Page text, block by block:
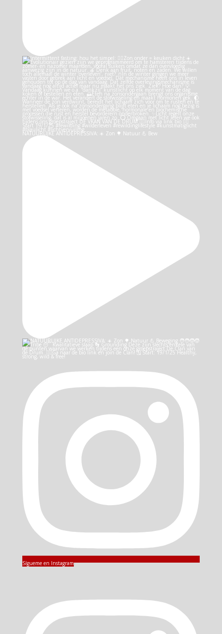
NATUURLIJKE ANTIDEPRESSIVA: ☀️ Zon 🌳 Natuur 💪 Bew
Sígueme en Instagram